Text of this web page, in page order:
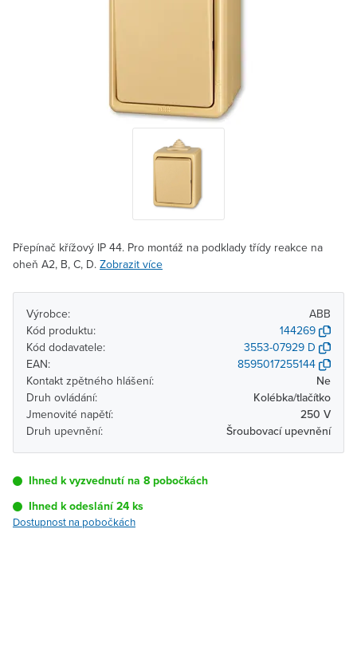
Přepínač křížový IP 44. Pro montáž na podklady třídy reakce na
oheň A2, B, C, D. Zobrazit více
Výrobce:
ABB
Kód produktu:
144269
Kód dodavatele:
3553-07929 D
EAN:
8595017255144
Kontakt zpětného hlášení:
Ne
Druh ovládání:
Kolébka/tlačítko
Jmenovité napětí:
250 V
Druh upevnění:
Šroubovací upevnění
Ihned k vyzvednutí na 8 pobočkách
Ihned k odeslání 24 ks
Dostupnost na pobočkách